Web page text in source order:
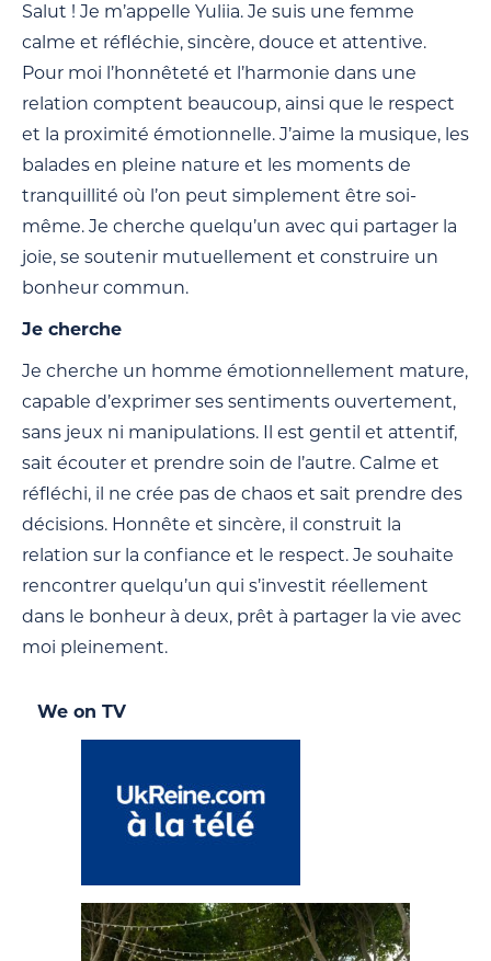
Salut ! Je m’appelle Yuliia. Je suis une femme
calme et réfléchie, sincère, douce et attentive.
Pour moi l’honnêteté et l’harmonie dans une
relation comptent beaucoup, ainsi que le respect
et la proximité émotionnelle. J’aime la musique, les
balades en pleine nature et les moments de
tranquillité où l’on peut simplement être soi-
même. Je cherche quelqu’un avec qui partager la
joie, se soutenir mutuellement et construire un
bonheur commun.
Je cherche
Je cherche un homme émotionnellement mature,
capable d’exprimer ses sentiments ouvertement,
sans jeux ni manipulations. Il est gentil et attentif,
sait écouter et prendre soin de l’autre. Calme et
réfléchi, il ne crée pas de chaos et sait prendre des
décisions. Honnête et sincère, il construit la
relation sur la confiance et le respect. Je souhaite
rencontrer quelqu’un qui s’investit réellement
dans le bonheur à deux, prêt à partager la vie avec
moi pleinement.
We on TV